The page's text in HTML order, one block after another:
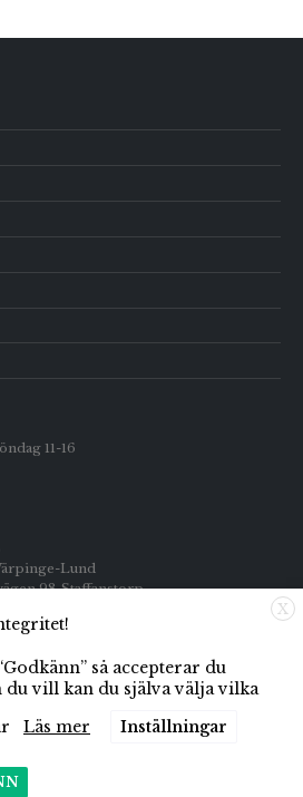
11-16
Lund
98 Staffanstorp
X
så accepterar du
du vill kan du själva välja vilka
Läs mer Inställningar